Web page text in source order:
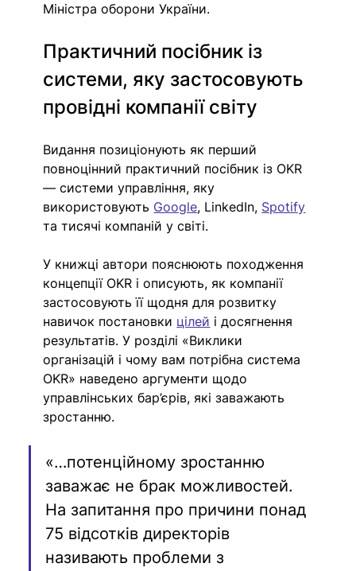
Міністра оборони України.
Практичний посібник із
системи, яку застосовують
провідні компанії світу
Видання позиціонують як перший
повноцінний практичний посібник із OKR
— системи управління, яку
використовують Google, LinkedIn, Spotify
та тисячі компаній у світі.
У книжці автори пояснюють походження
концепції OKR і описують, як компанії
застосовують її щодня для розвитку
навичок постановки цілей і досягнення
результатів. У розділі «Виклики
організацій і чому вам потрібна система
OKR» наведено аргументи щодо
управлінських бар’єрів, які заважають
зростанню.
«…потенційному зростанню
заважає не брак можливостей.
На запитання про причини понад
75 відсотків директорів
називають проблеми з